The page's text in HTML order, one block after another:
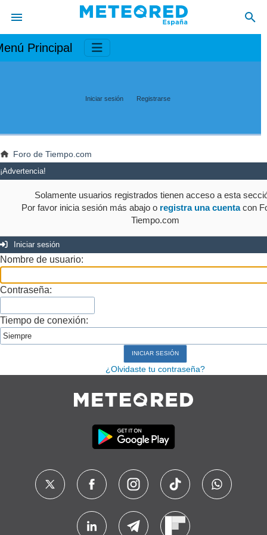
Principal
Iniciar sesión Registrarse
Foro de Tiempo.com
¡Advertencia!
Solamente usuarios registrados tienen acceso a esta
Por favor inicia sesión más abajo o registra una cuentacon
Tiempo.com
Iniciar sesión
Nombre de usuario:
Contraseña:
Tiempo de conexión:
¿Olvidaste tu contraseña?